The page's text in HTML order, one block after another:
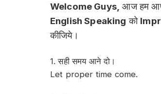
Welcome Guys, आज हम
English Speaking को
कीजिये।
1. सही समय आने दो।
Let proper time come.